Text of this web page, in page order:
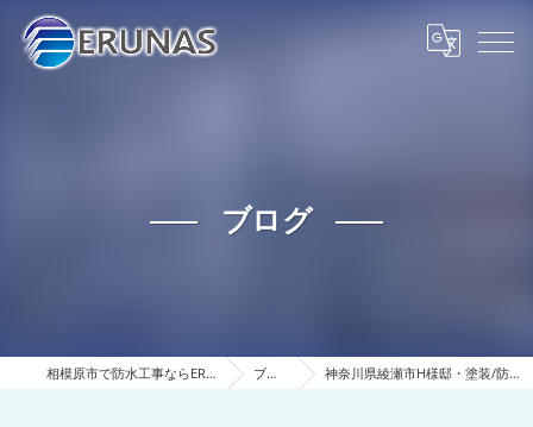
ブログ
相模原市で防水工事ならERUNAS ブログ 神奈川県綾瀬市H様邸・塗装/防水工事